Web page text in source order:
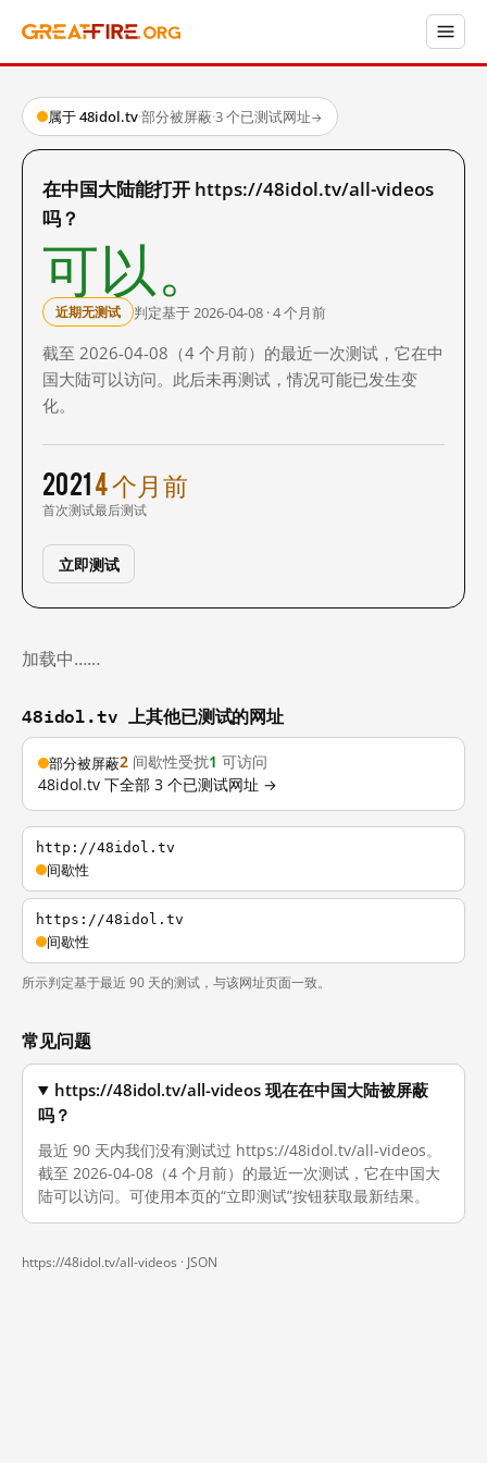
属于 48idol.tv·部分被屏蔽·3 个已测试网址→
在中国大陆能打开 https://48idol.tv/all-videos
吗？
可以。
近期无测试 判定基于 2026-04-08 · 4 个月前
截至 2026-04-08（4 个月前）的最近一次测试，它在中
国大陆可以访问。此后未再测试，情况可能已发生变
化。
2021
首次测试
4 个月前
最后测试
立即测试
加载中……
48idol.tv 上其他已测试的网址
部分被屏蔽2 间歇性受扰1 可访问
48idol.tv 下全部 3 个已测试网址 →
http://48idol.tv
间歇性
https://48idol.tv
间歇性
所示判定基于最近 90 天的测试，与该网址页面一致。
常见问题
https://48idol.tv/all-videos 现在在中国大陆被屏蔽
吗？
最近 90 天内我们没有测试过 https://48idol.tv/all-videos。
截至 2026-04-08（4 个月前）的最近一次测试，它在中国大
陆可以访问。可使用本页的“立即测试”按钮获取最新结果。
https://48idol.tv/all-videos · JSON